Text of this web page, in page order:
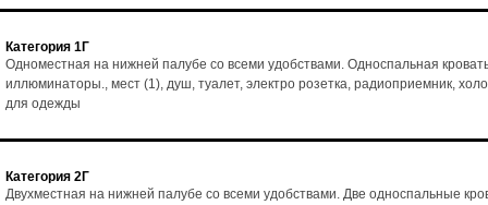
Категория 1Г
Одноместная на нижней палубе со всеми удобствами. Односпальная
иллюминаторы., мест (1), душ, туалет, электро розетка, радиоприемник,
для одежды
Категория 2Г
Двухместная на нижней палубе со всеми удобствами. Две односпальные